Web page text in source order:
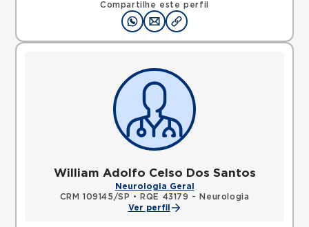
Compartilhe este perfil
William Adolfo Celso Dos Santos
Neurologia Geral
CRM 109145/SP •
RQE 43179 - Neurologia
Ver perfil